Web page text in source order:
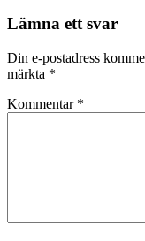
Lämna ett svar
Din e-postadress
märkta *
Kommentar *